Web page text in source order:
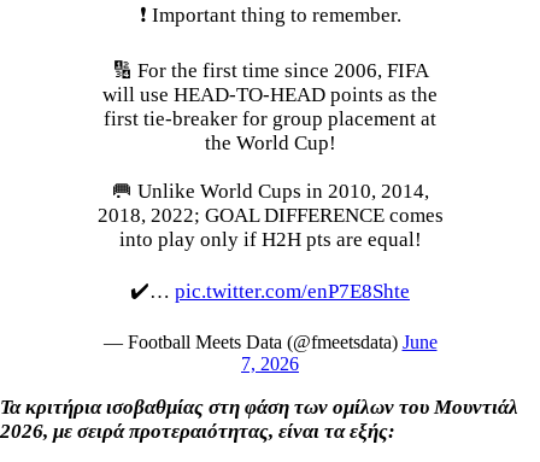
❗️ Important thing to remember.
🔢 For the first time since 2006, FIFA
will use HEAD-TO-HEAD points as the
first tie-breaker for group placement at
the World Cup!
🥅 Unlike World Cups in 2010, 2014,
2018, 2022; GOAL DIFFERENCE comes
into play only if H2H pts are equal!
✔️… pic.twitter.com/enP7E8Shte
— Football Meets Data (@fmeetsdata) June
7, 2026
Τα κριτήρια ισοβαθμίας στη φάση των ομίλων του Μουντιάλ
2026, με σειρά προτεραιότητας, είναι τα εξής: